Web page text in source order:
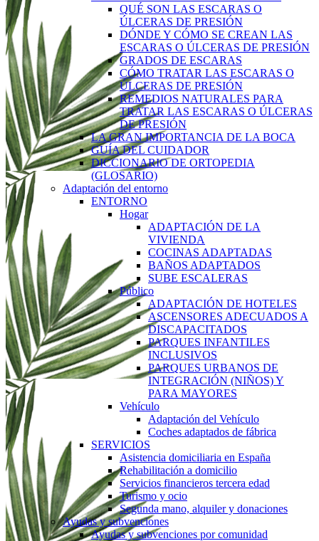
QUÉ SON LAS ESCARAS O
ÚLCERAS DE PRESIÓN
DÓNDE Y CÓMO SE CREAN LAS
ESCARAS O ÚLCERAS DE PRESIÓN
GRADOS DE ESCARAS
CÓMO TRATAR LAS ESCARAS O
ÚLCERAS DE PRESIÓN
REMEDIOS NATURALES PARA
TRATAR LAS ESCARAS O ÚLCERAS
DE PRESIÓN
LA GRAN IMPORTANCIA DE LA BOCA
GUÍA DEL CUIDADOR
DICCIONARIO DE ORTOPEDIA
(GLOSARIO)
Adaptación del entorno
ENTORNO
Hogar
ADAPTACIÓN DE LA
VIVIENDA
COCINAS ADAPTADAS
BAÑOS ADAPTADOS
SUBE ESCALERAS
Público
ADAPTACIÓN DE HOTELES
ASCENSORES ADECUADOS A
DISCAPACITADOS
PARQUES INFANTILES
INCLUSIVOS
PARQUES URBANOS DE
INTEGRACIÓN (NIÑOS) Y
PARA MAYORES
Vehículo
Adaptación del Vehículo
Coches adaptados de fábrica
SERVICIOS
Asistencia domiciliaria en España
Rehabilitación a domicilio
Servicios financieros tercera edad
Turismo y ocio
Segunda mano, alquiler y donaciones
Ayudas y subvenciones
Ayudas y subvenciones por comunidad